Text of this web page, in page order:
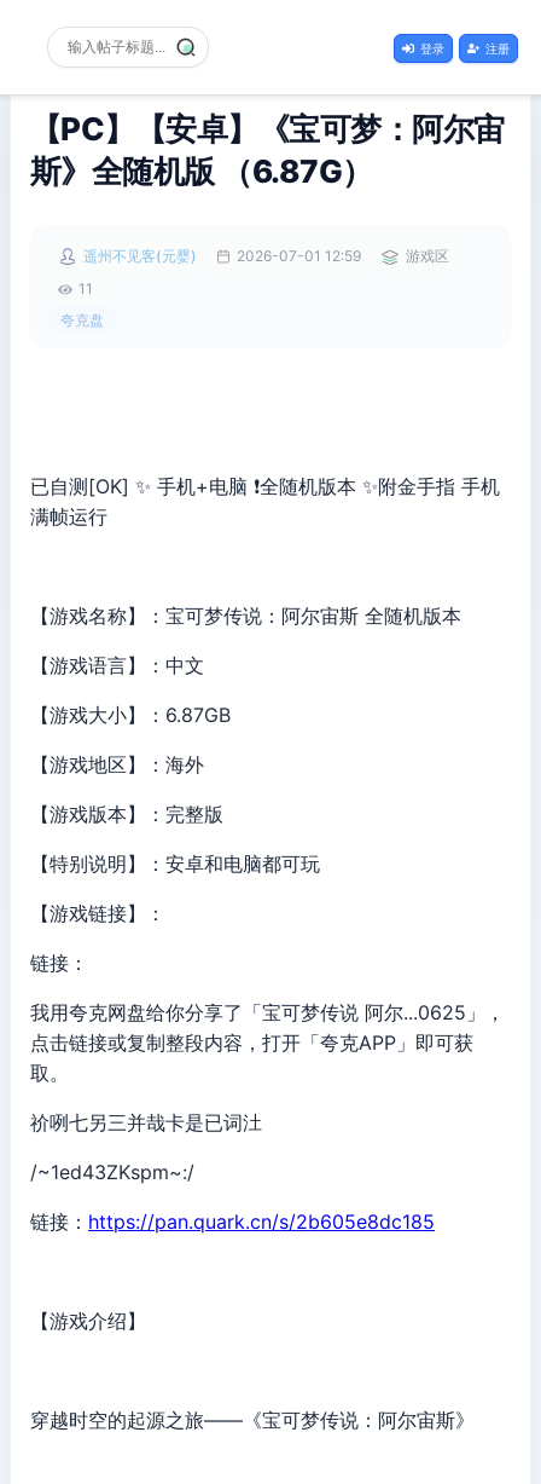
登录 注册
【PC】【安卓】《宝可梦：阿尔宙
斯》全随机版 （6.87G）
遥州不见客(元婴) 2026-07-01 12:59
游戏区
11
夸克盘
已自测[OK] ✨ 手机+电脑 ❗全随机版本 ✨附金手指 手机
满帧运行
【游戏名称】：宝可梦传说：阿尔宙斯 全随机版本
【游戏语言】：中文
【游戏大小】：6.87GB
【游戏地区】：海外
【游戏版本】：完整版
【特别说明】：安卓和电脑都可玩
【游戏链接】：
链接：
我用夸克网盘给你分享了「宝可梦传说 阿尔...0625」，
点击链接或复制整段内容，打开「夸克APP」即可获
取。
祄咧七另三并哉卡是已词汢
/~1ed43ZKspm~:/
链接： https://pan.quark.cn/s/2b605e8dc185
【游戏介绍】
穿越时空的起源之旅——《宝可梦传说：阿尔宙斯》